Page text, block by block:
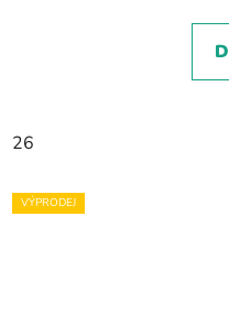
26
VÝPRODEJ